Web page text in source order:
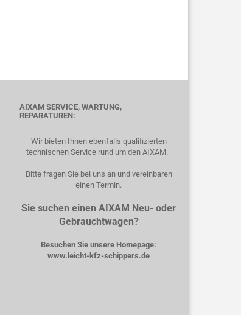
AIXAM SERVICE, WARTUNG,
REPARATUREN:
Wir bieten Ihnen ebenfalls qualifizierten
technischen Service rund um den AIXAM.
Bitte fragen Sie bei uns an und vereinbaren
einen Termin.
Sie suchen einen AIXAM Neu- oder
Gebrauchtwagen?
Besuchen Sie unsere Homepage:
www.leicht-kfz-schippers.de